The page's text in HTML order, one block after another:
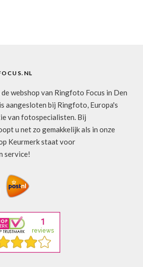
webshop van Ringfoto Focus in Den
aangesloten bij Ringfoto, Europa's
van fotospecialisten. Bij
u net zo gemakkelijk als in onze
Keurmerk staat voor
service!